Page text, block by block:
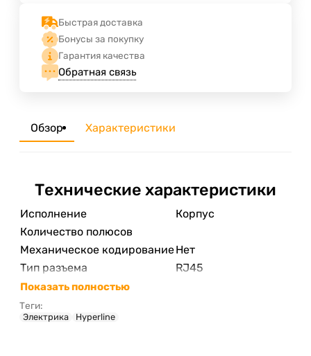
Быстрая доставка
Бонусы за покупку
Гарантия качества
Обратная связь
Обзор Характеристики
Технические характеристики
Исполнение
Корпус
Количество полюсов
Механическое кодированиеНет
Тип разъема
RJ45
Показать полностью
Теги:
Электрика Hyperline